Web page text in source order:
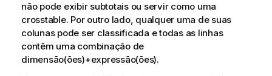
não pode exibir subtotais ou servir como uma
crosstable. Por outro lado, qualquer uma de suas
colunas pode ser classificada e todas as linhas
contêm uma combinação de
dimensão(ões)+expressão(ões).